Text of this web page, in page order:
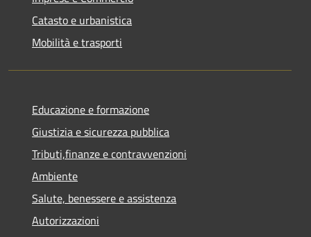
Catasto e urbanistica
Mobilità e trasporti
Educazione e formazione
Giustizia e sicurezza pubblica
Tributi,finanze e contravvenzioni
Ambiente
Salute, benessere e assistenza
Autorizzazioni